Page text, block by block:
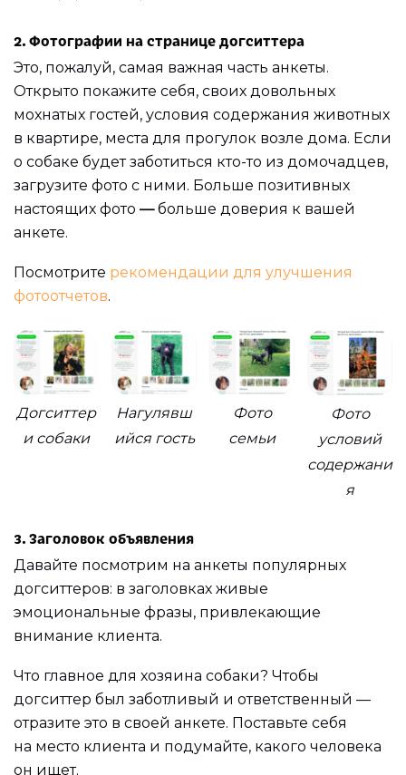
2. Фотографии на странице догситтера
Это, пожалуй, самая важная часть анкеты.
Открыто покажите себя, своих довольных
мохнатых гостей, условия содержания животных
в квартире, места для прогулок возле дома. Если
о собаке будет заботиться кто-то из домочадцев,
загрузите фото с ними. Больше позитивных
настоящих фото —больше доверия к вашей
анкете.
Посмотрите рекомендации для улучшения
фотоотчетов.
Догситтер
и собаки
Нагулявш
ийся гость
Фото
семьи
Фото
условий
содержани
я
3. Заголовок объявления
Давайте посмотрим на анкеты популярных
догситтеров: в заголовках живые
эмоциональные фразы, привлекающие
внимание клиента.
Что главное для хозяина собаки? Чтобы
догситтер был заботливый и ответственный —
отразите это в своей анкете. Поставьте себя
на место клиента и подумайте, какого человека
он ищет.